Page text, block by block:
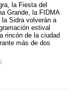
la Fiesta del
Grande, la FIDMA
Sidra volverán a
estival
rincón de la ciudad
más de dos